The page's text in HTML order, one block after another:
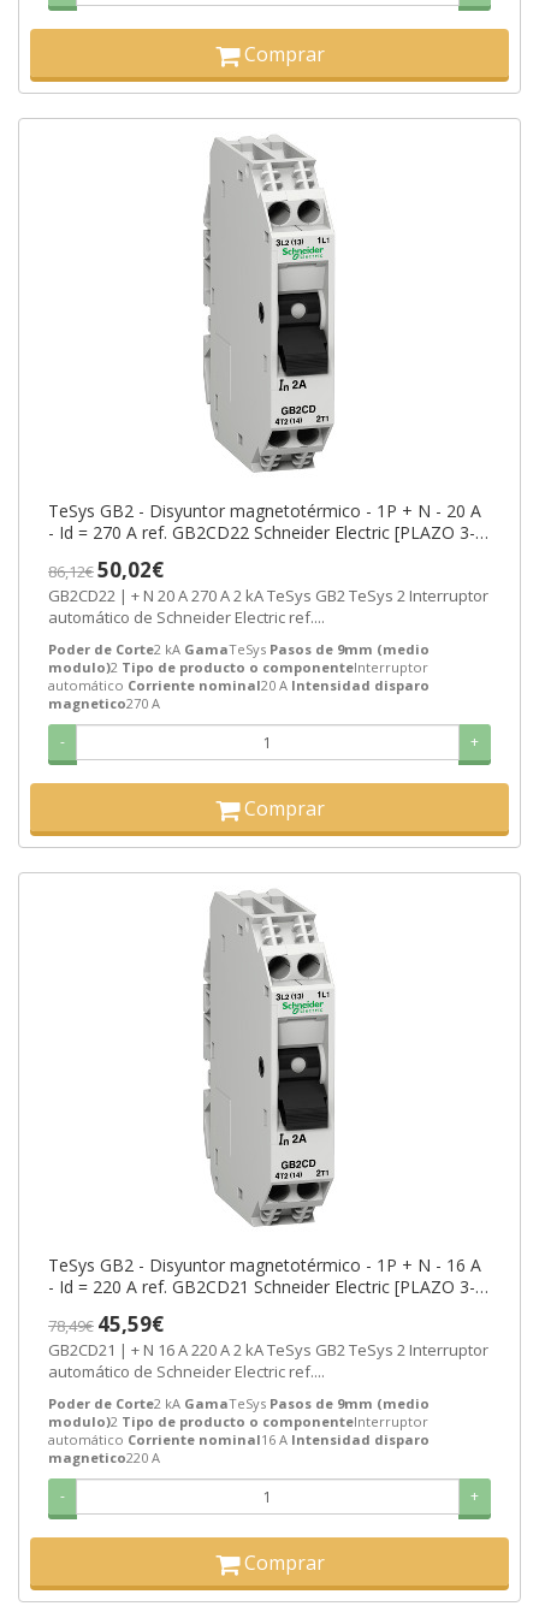
Comprar
TeSys GB2 - Disyuntor magnetotérmico - 1P + N - 20 A
- Id = 270 A ref. GB2CD22 Schneider Electric [PLAZO 3-6
86,12€50,02€
GB2CD22 | + N 20 A 270 A 2 kA TeSys GB2 TeSys 2 Interruptor
automático de Schneider Electric ref....
Poder de Corte2 kA GamaTeSys Pasos de 9mm (medio
modulo)2 Tipo de producto o componenteInterruptor
automático Corriente nominal20 A Intensidad disparo
magnetico270 A
- +
Comprar
TeSys GB2 - Disyuntor magnetotérmico - 1P + N - 16 A
- Id = 220 A ref. GB2CD21 Schneider Electric [PLAZO 3-6
78,49€ 45,59€
GB2CD21 | + N 16 A 220 A 2 kA TeSys GB2 TeSys 2 Interruptor
automático de Schneider Electric ref....
Poder de Corte2 kA GamaTeSys Pasos de 9mm (medio
modulo)2 Tipo de producto o componenteInterruptor
automático Corriente nominal16 A Intensidad disparo
magnetico220 A
- +
Comprar